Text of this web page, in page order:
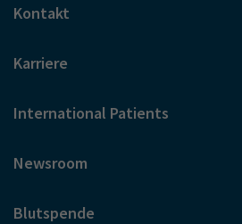
Kontakt
Karriere
International Patients
Newsroom
Blutspende